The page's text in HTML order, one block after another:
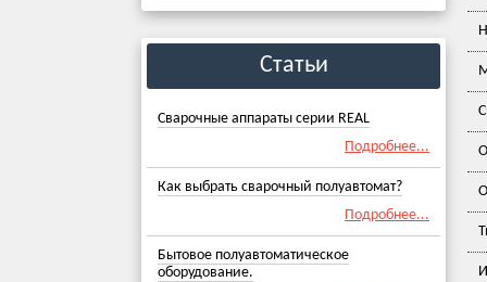
Статьи
Сварочные аппараты серии REAL
Подробнее...
Как выбрать сварочный полуавтомат?
Подробнее...
Бытовое полуавтоматическое
оборудование.